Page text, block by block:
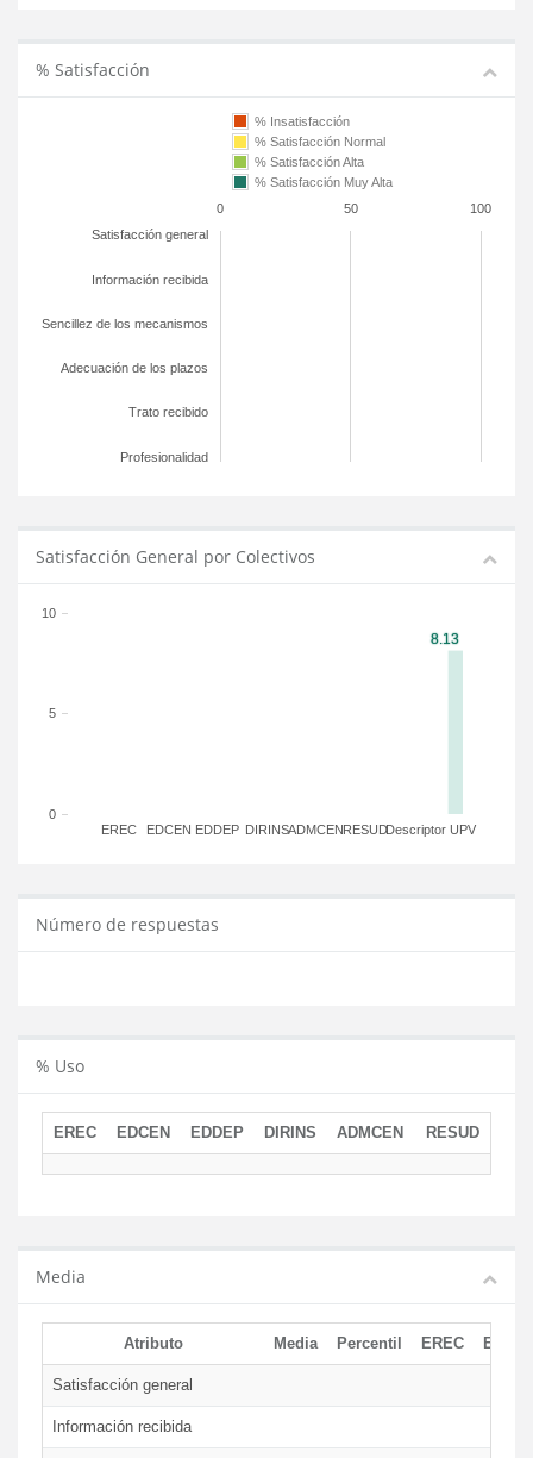
% Satisfacción
0 50
100
Satisfacción general
Información recibida
Sencillez de los mecanismos
Adecuación de los plazos
Trato recibido
Profesionalidad
% Insatisfacción
% Satisfacción Normal
% Satisfacción Alta
% Satisfacción Muy Alta
Satisfacción General por Colectivos
EREC EDCEN EDDEP DIRINSADMCENRESUDDescriptor UPV
0
5
10
Número de respuestas
% Uso
EREC EDCEN EDDEP DIRINS ADMCEN RESUD
Media
Atributo Media Percentil EREC
Satisfacción general
Información recibida